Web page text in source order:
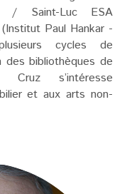
/ Saint-Luc ESA
Paul Hankar -
cycles de
des bibliothèques de
Cruz s’intéresse
et aux arts non-